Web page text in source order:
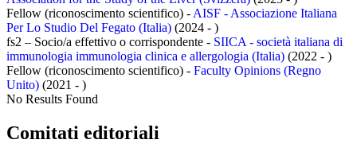
Fellow (riconoscimento scientifico) - AISF - Associazione Italiana
Per Lo Studio Del Fegato (Italia) (2024 - )
fs2 – Socio/a effettivo o corrispondente - SIICA - società italiana di
immunologia immunologia clinica e allergologia (Italia) (2022 - )
Fellow (riconoscimento scientifico) - Faculty Opinions (Regno
Unito) (2021 - )
No Results Found
Comitati editoriali